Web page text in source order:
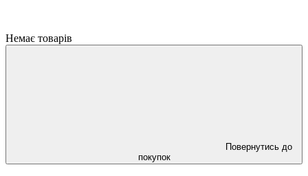
Немає товарів
Повернутись до
покупок